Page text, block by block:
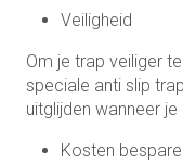
Veiligheid
Om je trap veiliger
speciale anti slip
uitglijden wanneer
Kosten